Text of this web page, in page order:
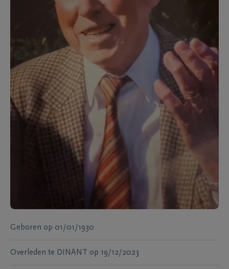
Geboren op 01/01/1930
Overleden te DINANT op 19/12/2023